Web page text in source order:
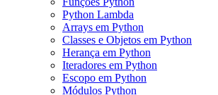
Python Lambda
Arrays em Python
Classes e Objetos em Python
Herança em Python
Iteradores em Python
Escopo em Python
Módulos Python